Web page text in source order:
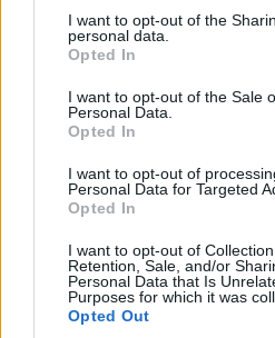
not limited to your visit or usage
grant or deny consent to Google
use your data for below specified
consent section.
I want to opt-out of the
personal data.
Opted In
I want to opt-out of the Sale
Personal Data.
Opted In
I want to opt-out of
Personal Data for Targeted
Opted In
I want to opt-out of
Retention, Sale, and/or
Personal Data that Is
Purposes for which it was
Opted Out
Μαθήματα ποντιακής
στην Αυστραλία
18/07/2026 - 9:20πμ